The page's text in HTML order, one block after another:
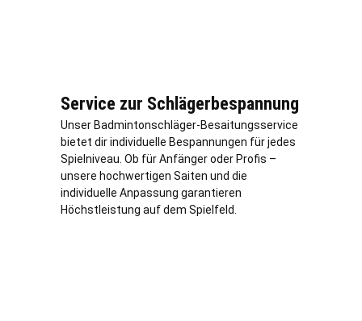
Service zur Schlägerbespannung
Unser Badmintonschläger-Besaitungsservice
bietet dir individuelle Bespannungen für jedes
Spielniveau. Ob für Anfänger oder Profis –
unsere hochwertigen Saiten und die
individuelle Anpassung garantieren
Höchstleistung auf dem Spielfeld.